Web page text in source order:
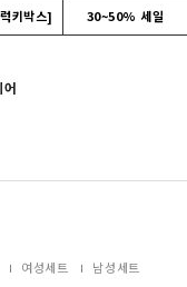
키박스] 30~50% 세일
여성세트
남성세트